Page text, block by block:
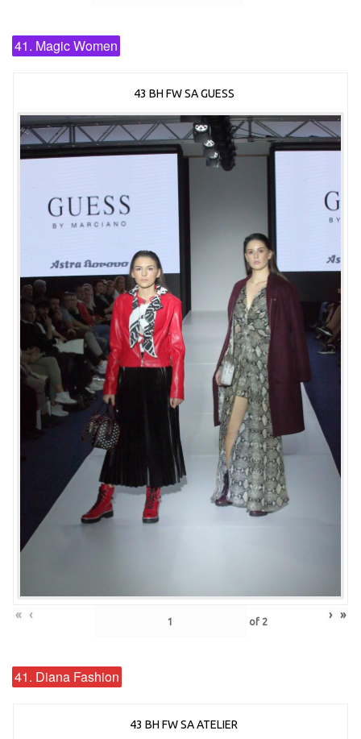
41. Magic Women
43 BH FW SA GUESS
« ‹ of 2 › »
41. Diana Fashion
43 BH FW SA ATELIER